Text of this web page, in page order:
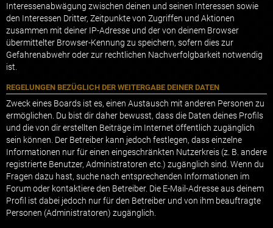
Interessenabwägung zwischen deinen und seinen Interessen sowie
den Interessen Dritter, Zeitpunkte von Zugriffen und Aktionen
zusammen mit deiner IP-Adresse und der von deinem Browser
übermittelter Browser-Kennung zu speichern, sofern dies zur
Gefahrenabwehr oder zur rechtlichen Nachverfolgbarkeit notwendig
ist.
REGELUNGEN BEZÜGLICH DER WEITERGABE DEINER DATEN
Zweck eines Boards ist es, einen Austausch mit anderen Personen zu
ermöglichen. Du bist dir daher bewusst, dass die Daten deines Profils
und die von dir erstellten Beiträge im Internet öffentlich zugänglich
sein können. Der Betreiber kann jedoch festlegen, dass einzelne
Informationen nur für einen eingeschränkten Nutzerkreis (z. B. andere
registrierte Benutzer, Administratoren etc.) zugänglich sind. Wenn du
Fragen dazu hast, suche nach entsprechenden Informationen im
Forum oder kontaktiere den Betreiber. Die E-Mail-Adresse aus deinem
Profil ist dabei jedoch nur für den Betreiber und von ihm beauftragte
Personen (Administratoren) zugänglich.